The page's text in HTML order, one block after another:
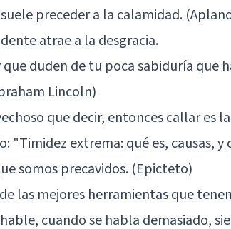
preceder a la calamidad.
atrae a la desgracia.
que duden de tu poca sabiduría que
Lincoln)
que decir, entonces callar es
"Timidez extrema: qué es, causas,
somos precavidos. (Epicteto)
las mejores herramientas que
cuando se habla demasiado,